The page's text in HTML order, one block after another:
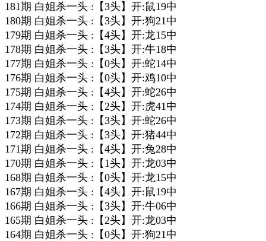
181期 白姐杀一头 :【3头】开:鼠19中
180期 白姐杀一头 :【3头】开:狗21中
179期 白姐杀一头 :【4头】开:龙15中
178期 白姐杀一头 :【3头】开:牛18中
177期 白姐杀一头 :【0头】开:蛇14中
176期 白姐杀一头 :【0头】开:鸡10中
175期 白姐杀一头 :【4头】开:蛇26中
174期 白姐杀一头 :【2头】开:虎41中
173期 白姐杀一头 :【3头】开:蛇26中
172期 白姐杀一头 :【3头】开:猪44中
171期 白姐杀一头 :【4头】开:兔28中
170期 白姐杀一头 :【1头】开:龙03中
168期 白姐杀一头 :【0头】开:龙15中
167期 白姐杀一头 :【4头】开:鼠19中
166期 白姐杀一头 :【3头】开:牛06中
165期 白姐杀一头 :【2头】开:龙03中
164期 白姐杀一头 :【0头】开:狗21中